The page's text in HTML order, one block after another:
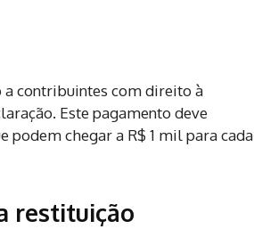
a contribuintes com direito à
Este pagamento deve
podem chegar a R$ 1 mil para cada
restituição